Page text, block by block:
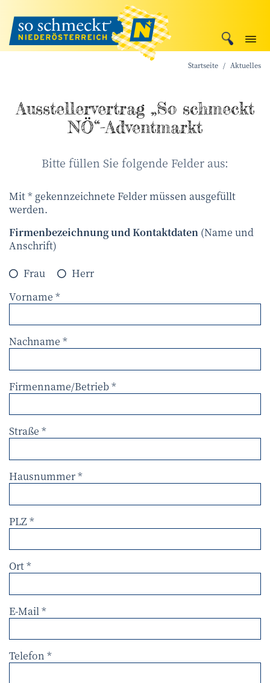
Startseite Aktuelles
Ausstellervertrag „So schmeckt
NÖ“-Adventmarkt
Bitte füllen Sie folgende Felder aus:
Mit * gekennzeichnete Felder müssen ausgefüllt
werden.
Firmenbezeichnung und Kontaktdaten (Name und
Anschrift)
Frau
Herr
Vorname
Nachname
Firmenname/Betrieb
Straße
Hausnummer
PLZ
Ort
E-Mail
Telefon